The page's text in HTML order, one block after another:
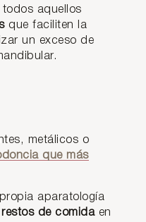
todos aquellos
que faciliten la
un exceso de
metálicos o
que más
aparatología
de comidaen